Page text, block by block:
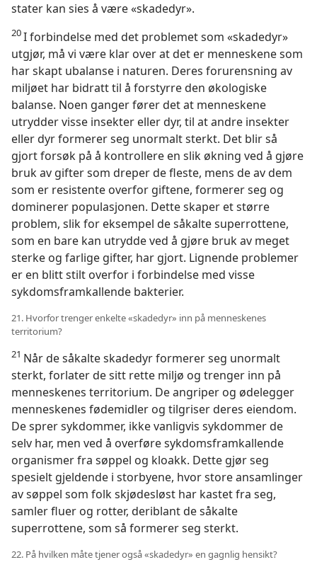
stater kan sies å være «skadedyr».
20I forbindelse med det problemet som «skadedyr»
utgjør, må vi være klar over at det er menneskene som
har skapt ubalanse i naturen. Deres forurensning av
miljøet har bidratt til å forstyrre den økologiske
balanse. Noen ganger fører det at menneskene
utrydder visse insekter eller dyr, til at andre insekter
eller dyr formerer seg unormalt sterkt. Det blir så
gjort forsøk på å kontrollere en slik økning ved å gjøre
bruk av gifter som dreper de fleste, mens de av dem
som er resistente overfor giftene, formerer seg og
dominerer populasjonen. Dette skaper et større
problem, slik for eksempel de såkalte superrottene,
som en bare kan utrydde ved å gjøre bruk av meget
sterke og farlige gifter, har gjort. Lignende problemer
er en blitt stilt overfor i forbindelse med visse
sykdomsframkallende bakterier.
21. Hvorfor trenger enkelte «skadedyr» inn på menneskenes
territorium?
21 Når de såkalte skadedyr formerer seg unormalt
sterkt, forlater de sitt rette miljø og trenger inn på
menneskenes territorium. De angriper og ødelegger
menneskenes fødemidler og tilgriser deres eiendom.
De sprer sykdommer, ikke vanligvis sykdommer de
selv har, men ved å overføre sykdomsframkallende
organismer fra søppel og kloakk. Dette gjør seg
spesielt gjeldende i storbyene, hvor store ansamlinger
av søppel som folk skjødesløst har kastet fra seg,
samler fluer og rotter, deriblant de såkalte
superrottene, som så formerer seg sterkt.
22. På hvilken måte tjener også «skadedyr» en gagnlig hensikt?